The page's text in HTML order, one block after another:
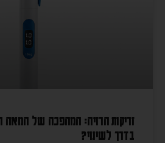
בדרך לשינוי?